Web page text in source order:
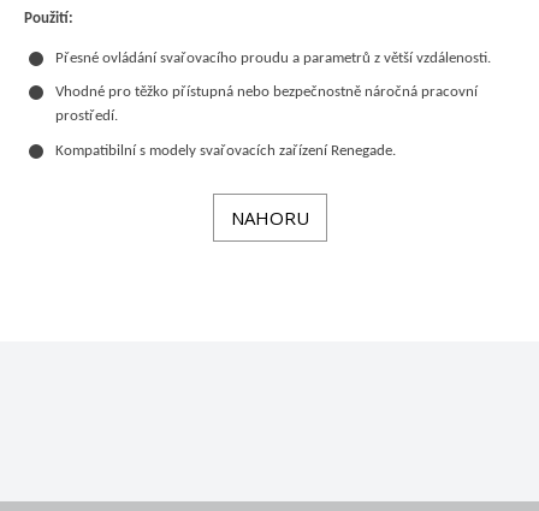
Použití:
Přesné ovládání svařovacího proudu a parametrů z větší vzdálenosti.
Vhodné pro těžko přístupná nebo bezpečnostně náročná pracovní
prostředí.
Kompatibilní s modely svařovacích zařízení Renegade.
NAHORU